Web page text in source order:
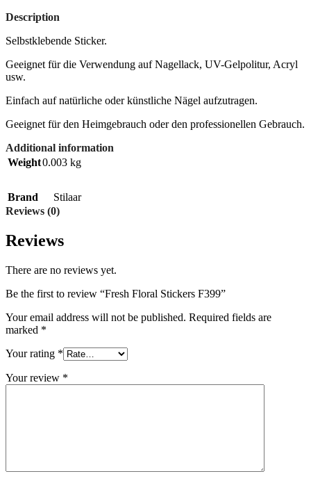
Description
Selbstklebende Sticker.
Geeignet für die Verwendung auf Nagellack, UV-Gelpolitur, Acryl
usw.
Einfach auf natürliche oder künstliche Nägel aufzutragen.
Geeignet für den Heimgebrauch oder den professionellen Gebrauch.
Additional information
Weight0.003 kg
Brand
Stilaar
Reviews (0)
Reviews
There are no reviews yet.
Be the first to review “Fresh Floral Stickers F399”
Your email address will not be published. Required fields are
marked *
Your rating *
Your review *